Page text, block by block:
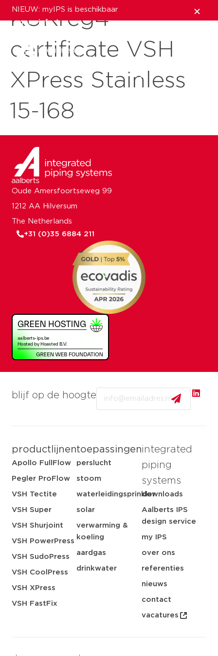
NIEUW: myIPS is beschikbaar
meer info
sluiten
KUKreg4
certificate VSH
XPress Stainless
15-168
blijf op de hoogte
productlijnen
Apollo FullFlow
Pegler ProFlow
VSH Tectite
VSH Super
VSH Shurjoint
VSH PowerPress
VSH SudoPress
VSH CoolPress
VSH XPress
VSH FastFix
toepassingen
perslucht
stoom
waterleidingsprinkler
solar
verwarming &
koeling
aardgas
drinkwater
integrated
piping
systems
downloads
Aalberts IPS
design service
my IPS
over ons
referenties
nieuws
contact
vacatures
Oude Amersfoortseweg 99
1212 AA Hilversum
The Netherlands
+31 (0)35 6884 211